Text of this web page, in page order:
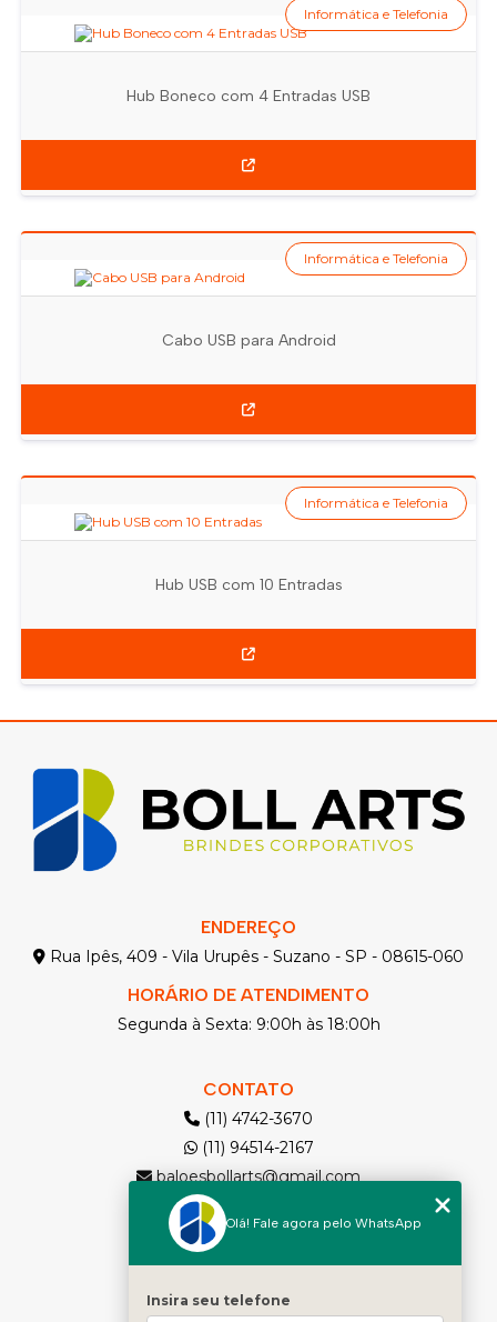
Hub Boneco com 4 Entradas USB
Informática e Telefonia
Cabo USB para Android
Informática e Telefonia
Hub USB com 10 Entradas
Informática e Telefonia
ENDEREÇO
Rua Ipês, 409 - Vila Urupês - Suzano - SP - 08615-060
HORÁRIO DE ATENDIMENTO
Segunda à Sexta: 9:00h às 18:00h
CONTATO
(11) 4742-3670
(11) 94514-2167
baloesbollarts@gmail.com
MENU
Solicite seu Orçamento
Home
Olá! Fale agora pelo WhatsApp
Insira seu telefone